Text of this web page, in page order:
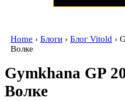
Home › Блоги › Блог Vitold ›
Волке
Gymkhana GP
Волке